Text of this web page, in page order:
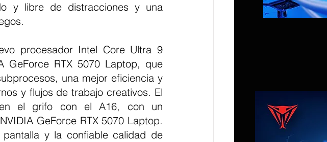
y libre de distracciones y una
procesador Intel Core Ultra 9
GeForce RTX 5070 Laptop, que
una mejor eficiencia y
y flujos de trabajo creativos. El
en el grifo con el A16, con un
GeForce RTX 5070 Laptop.
y la confiable calidad de